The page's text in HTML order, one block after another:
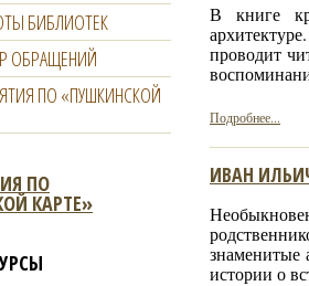
В книге
проводит
Подробнее...
ИВАН
знаменитые
истории о
БИБЛИОТЕК
ОБРАЩЕНИЙ
ПО «ПУШКИНСКОЙ
ПО
КАРТЕ»